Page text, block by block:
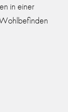
in einer